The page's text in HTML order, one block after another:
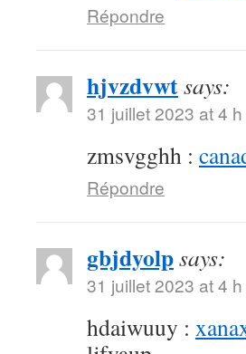
Répondre
hjvzdvwtsays:
31 juillet 2023 at 4
zmsvgghh :
Répondre
gbjdyolpsays:
31 juillet 2023 at 4
hdaiwuuy :